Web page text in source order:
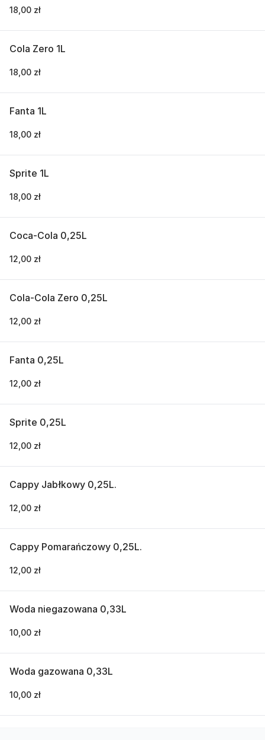
18,00 zł
Cola Zero 1L
18,00 zł
Fanta 1L
18,00 zł
Sprite 1L
18,00 zł
Coca-Cola 0,25L
12,00 zł
Cola-Cola Zero 0,25L
12,00 zł
Fanta 0,25L
12,00 zł
Sprite 0,25L
12,00 zł
Cappy Jabłkowy 0,25L.
12,00 zł
Cappy Pomarańczowy 0,25L.
12,00 zł
Woda niegazowana 0,33L
10,00 zł
Woda gazowana 0,33L
10,00 zł